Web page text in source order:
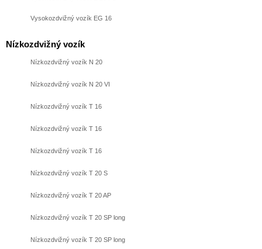
Vysokozdvižný vozík EG 16
Nízkozdvižný vozík
Nízkozdvižný vozík N 20
Nízkozdvižný vozík N 20 VI
Nízkozdvižný vozík T 16
Nízkozdvižný vozík T 16
Nízkozdvižný vozík T 16
Nízkozdvižný vozík T 20 S
Nízkozdvižný vozík T 20 AP
Nízkozdvižný vozík T 20 SP long
Nízkozdvižný vozík T 20 SP long